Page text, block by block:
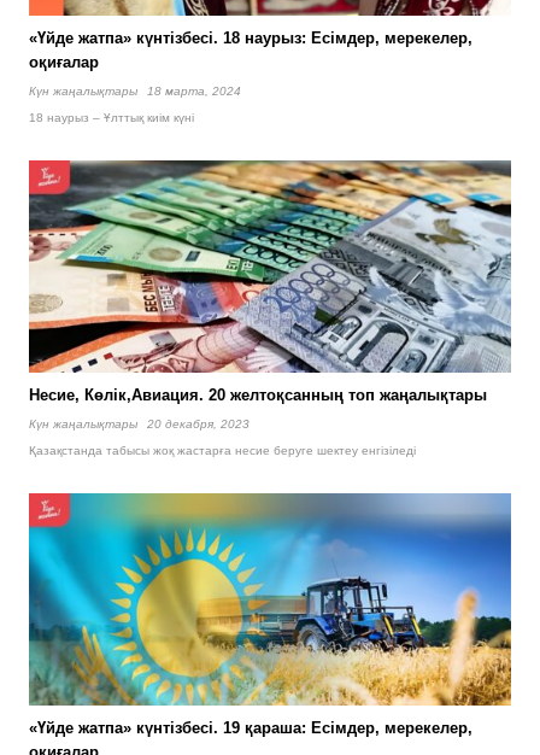
«Үйде жатпа» күнтізбесі. 18 наурыз: Есімдер, мерекелер,
оқиғалар
Күн жаңалықтары
18 марта, 2024
18 наурыз – Ұлттық киім күні
Несие, Көлік,Авиация. 20 желтоқсанның топ жаңалықтары
Күн жаңалықтары
20 декабря, 2023
Қазақстанда табысы жоқ жастарға несие беруге шектеу енгізіледі
«Үйде жатпа» күнтізбесі. 19 қараша: Есімдер, мерекелер,